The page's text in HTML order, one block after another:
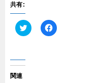
共有:
ク
し
て
T
F
関連